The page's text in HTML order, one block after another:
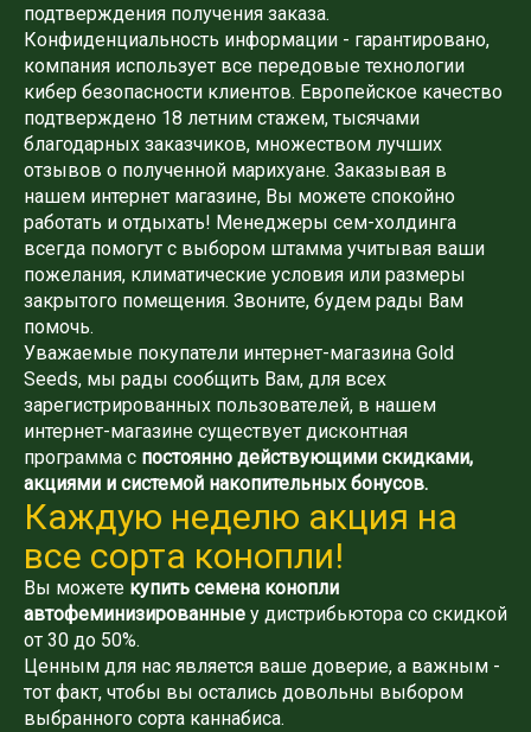
подтверждения получения заказа.
Конфиденциальность информации - гарантировано,
компания использует все передовые технологии
кибер безопасности клиентов. Европейское качество
подтверждено 18 летним стажем, тысячами
благодарных заказчиков, множеством лучших
отзывов о полученной марихуане. Заказывая в
нашем интернет магазине, Вы можете спокойно
работать и отдыхать! Менеджеры сем-холдинга
всегда помогут с выбором штамма учитывая ваши
пожелания, климатические условия или размеры
закрытого помещения. Звоните, будем рады Вам
помочь.
Уважаемые покупатели интернет-магазина Gold
Seeds, мы рады сообщить Вам, для всех
зарегистрированных пользователей, в нашем
интернет-магазине существует дисконтная
программа с постоянно действующими скидками,
акциями и системой накопительных бонусов.
Каждую неделю акция на
все сорта конопли!
Вы можете купить семена конопли
автофеминизированные у дистрибьютора со скидкой
от 30 до 50%.
Ценным для нас является ваше доверие, а важным -
тот факт, чтобы вы остались довольны выбором
выбранного сорта каннабиса.